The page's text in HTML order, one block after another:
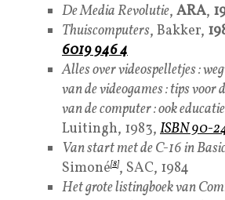
De Media Revolutie, ARA,
Thuiscomputers, Bakker,
6019 946 4
Alles over videospelletjes :
van de videogames : tips voor
van de computer : ook
Luitingh, 1983, ISBN 90-
Van start met de C-16 in
Simoné[8], SAC, 1984
Het grote listingboek van